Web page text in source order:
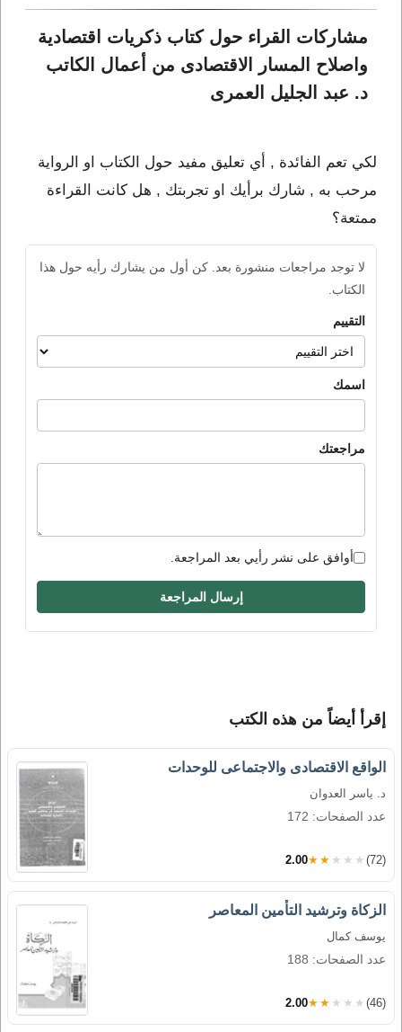
مشاركات القراء حول كتاب ذكريات اقتصادية
واصلاح المسار الاقتصادى من أعمال الكاتب
د. عبد الجليل العمرى
لكي تعم الفائدة , أي تعليق مفيد حول الكتاب او الرواية
مرحب به , شارك برأيك او تجربتك , هل كانت القراءة
ممتعة؟
لا توجد مراجعات منشورة بعد. كن أول من يشارك رأيه حول هذا
الكتاب.
التقييم
اسمك
مراجعتك
أوافق على نشر رأيي بعد المراجعة.
إرسال المراجعة
إقرأ أيضاً من هذه الكتب
الواقع الاقتصادى والاجتماعى للوحدات
د. ياسر العدوان
عدد الصفحات: 172
2.00★★★★★ (72)
الزكاة وترشيد التأمين المعاصر
يوسف كمال
عدد الصفحات: 188
2.00★★★★★ (46)